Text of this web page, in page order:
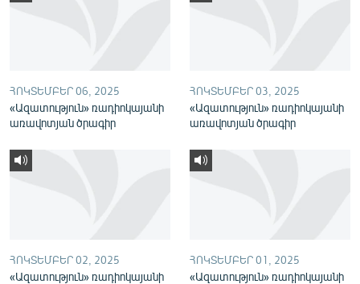
ՀԵՏԵՎԵՔ ՄԵԶ
ՀՈԿՏԵՄԲԵՐ 06, 2025
«Ազատություն» ռադիոկայանի
առավոտյան ծրագիր
ՀՈԿՏԵՄԲԵՐ 03, 2025
«Ազատություն» ռադիոկայանի
առավոտյան ծրագիր
ՀՈԿՏԵՄԲԵՐ 02, 2025
«Ազատություն» ռադիոկայանի
ՀՈԿՏԵՄԲԵՐ 01, 2025
«Ազատություն» ռադիոկայանի